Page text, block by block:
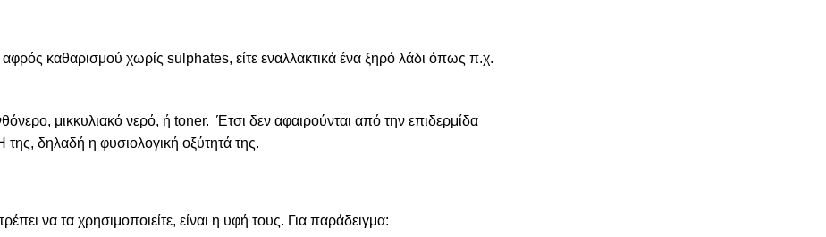
αφρός καθαρισμού χωρίς sulphates, είτε εναλλακτικά ένα ξηρό λάδι όπως π.χ.
μικκυλιακό νερό, ή toner. Έτσι δεν αφαιρούνται από την επιδερμίδα
της, δηλαδή η φυσιολογική οξύτητά της.
να τα χρησιμοποιείτε, είναι η υφή τους. Για παράδειγμα: